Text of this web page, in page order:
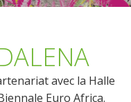
avec la Halle
Euro Africa.